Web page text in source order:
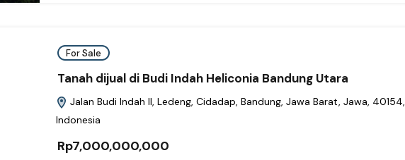
For Sale
Tanah dijual di Budi Indah Heliconia Bandung Utara
Jalan Budi Indah II, Ledeng, Cidadap, Bandung, Jawa Barat, Jawa, 40154,
Indonesia
Rp7,000,000,000